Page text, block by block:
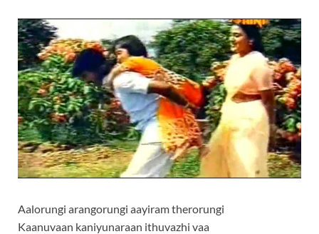
Aalorungi arangorungi aayiram therorungi
Kaanuvaan kaniyunaraan ithuvazhi vaa